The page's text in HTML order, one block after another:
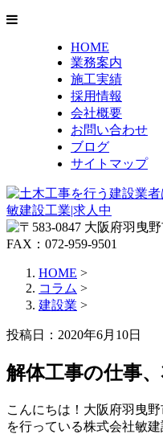
HOME
業務案内
施工実績
採用情報
会社概要
お問い合わせ
ブログ
サイトマップ
HOME >
コラム >
建設業 >
投稿日：2020年6月10日
解体工事の仕事
こんにちは！大阪府羽曳
を行っている株式会社敏建